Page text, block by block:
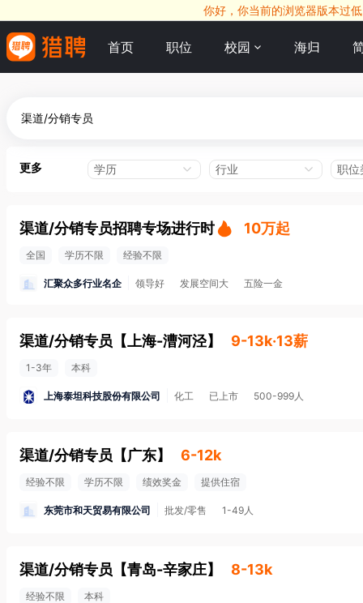
你好，你当前的浏览器版本过
首页 职位 校园 海归
更多 学历 行业 职位
渠道/分销专员招聘专场进行时 10万起
全国 学历不限 经验不限
汇聚众多行业名企 领导好 发展空间大 五险一金
渠道/分销专员 【 上海-漕河泾】 9-13k·13薪
1-3年 本科
上海泰坦科技股份有限公司 化工 已上市 500-999人
渠道/分销专员 【广东】 6-12k
经验不限 学历不限 绩效奖金 提供住宿
东莞市和天贸易有限公司 批发/零售 1-49人
渠道/分销专员 【青岛-辛家庄】 8-13k
经验不限 本科